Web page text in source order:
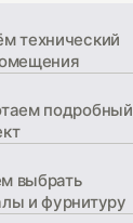
технический
подробный
выбрать
и фурнитуру